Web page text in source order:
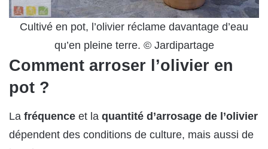
Cultivé en pot, l’olivier réclame davantage d’eau
qu’en pleine terre. © Jardipartage
Comment arroser l’olivier en
pot ?
La fréquence et la quantité d’arrosage de l’olivier
dépendent des conditions de culture, mais aussi de